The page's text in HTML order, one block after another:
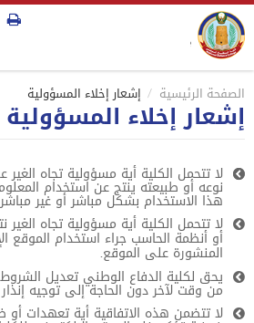
الصفحة الرئيسية إشعار إخلاء المسؤولية
إشعار إخلاء المسؤولية
لا تتحمل الكلية أية مسؤولية تجاه
نوعه أو طبيعته ينتج عن استخدام
هذا الاستخدام بشكل مباشر أو غير
لا تتحمل الكلية أية مسؤولية تجاه الغير
أو أنظمة الحاسب جراء استخدام الموقع
المنشورة على الموقع.
يحق لكلية الدفاع الوطني تعديل الشروط
من وقت لآخر دون الحاجة إلى توجيه
لا تتضمن هذه الاتفاقية أية تعهدات أو